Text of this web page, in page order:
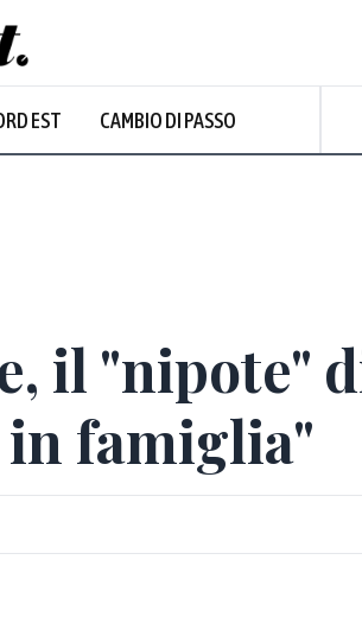
EST CAMBIO DI PASSO
Prevalentemente soleggiato
il "nipote"
famiglia"